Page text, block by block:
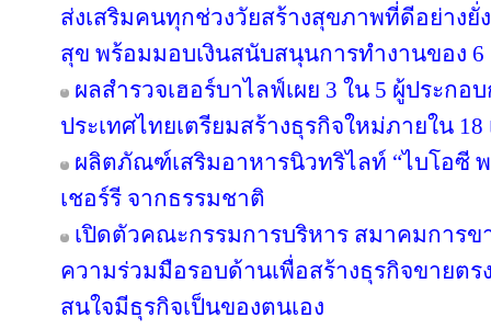
ส่งเสริมคนทุกช่วงวัยสร้างสุขภาพที่ดีอย่าง
สุข พร้อมมอบเงินสนับสนุนการทำงานของ
ผลสำรวจเฮอร์บาไลฟ์เผย 3 ใน 5 ผู้ประกอ
ประเทศไทยเตรียมสร้างธุรกิจใหม่ภายใน 18
ผลิตภัณฑ์เสริมอาหารนิวทริไลท์ “ไบโอซี
เชอร์รี จากธรรมชาติ
เปิดตัวคณะกรรมการบริหาร สมาคมการ
ความร่วมมือรอบด้านเพื่อสร้างธุรกิจขายตร
สนใจมีธุรกิจเป็นของตนเอง